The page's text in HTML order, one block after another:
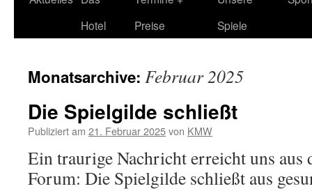
Hotel
Preise
Spiele
Monatsarchive: Februar 2025
Die Spielgilde schließt
Publiziert am 21. Februar 2025von KMW
Ein traurige Nachricht erreicht uns aus
Forum: Die Spielgilde schließt aus